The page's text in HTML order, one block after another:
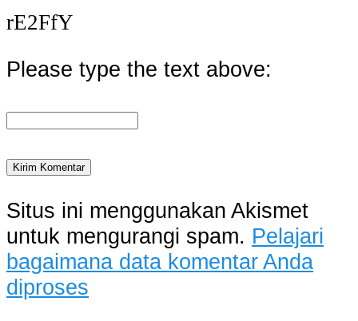
rE2FfY
Please type the text above:
Situs ini menggunakan Akismet
untuk mengurangi spam. Pelajari
bagaimana data komentar Anda
diproses